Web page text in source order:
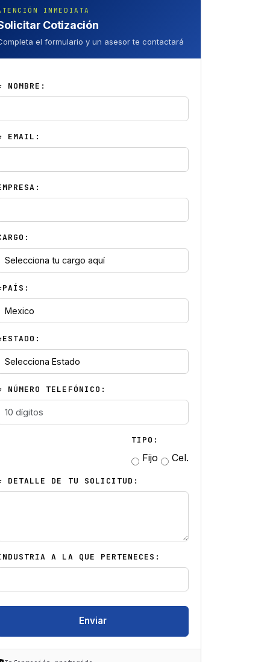
INMEDIATA
Cotización
el formulario y un asesor te contactará
NOMBRE:
EMAIL:
NÚMERO TELEFÓNICO:
TIPO:
Fijo Cel.
DETALLE DE TU SOLICITUD:
A LA QUE PERTENECES:
Enviar